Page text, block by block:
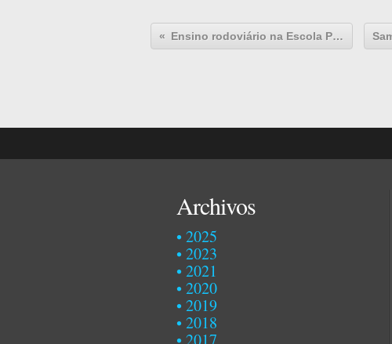
Ensino rodoviário na Escola Primária
Archivos
2025
2023
2021
2020
2019
2018
2017